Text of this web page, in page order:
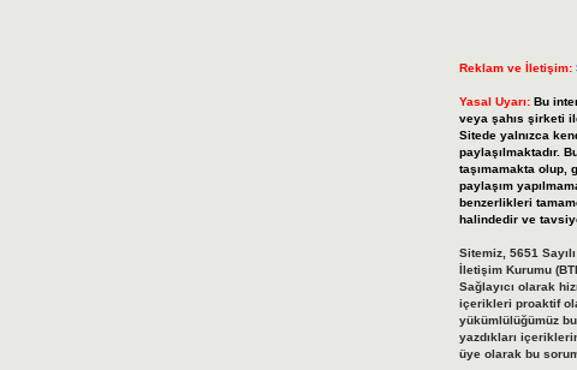
Reklam ve İletişim:
Yasal Uyarı: Bu
veya şahıs şirketi
Sitede yalnızca
paylaşılmaktadır.
taşımamakta olup,
paylaşım
benzerlikleri
halindedir ve
Sitemiz, 5651
İletişim Kurumu
Sağlayıcı olarak
içerikleri proaktif
yükümlülüğümüz
yazdıkları
üye olarak bu